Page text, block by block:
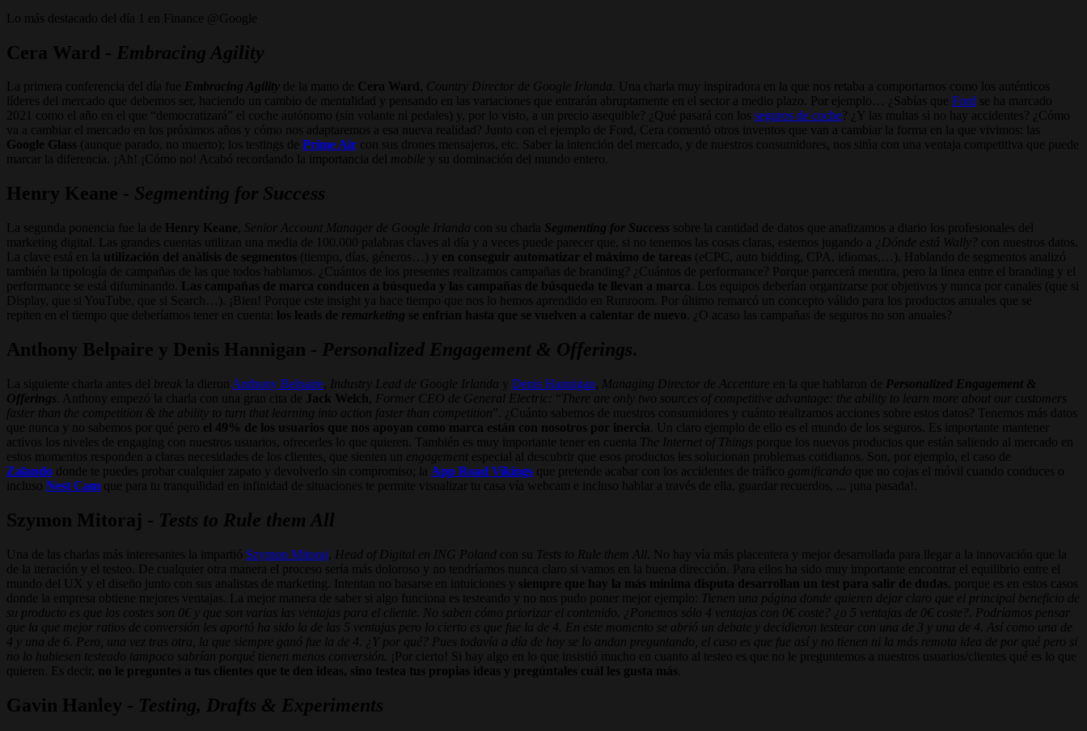
Lo más destacado del día 1 en Finance @Google
Cera Ward - Embracing Agility
La primera conferencia del día fue Embracing Agility de la mano de Cera Ward, Country Director de Google Irlanda . Una charla muy inspiradora en la que nos retaba a comportarnos como los auténticos
líderes del mercado que debemos ser, haciendo un cambio de mentalidad y pensando en las variaciones que entrarán abruptamente en el sector a medio plazo. Por ejemplo… ¿Sabías que Ford se ha marcado
2021 como el año en el que “democratizará” el coche autónomo (sin volante ni pedales) y, por lo visto, a un precio asequible? ¿Qué pasará con los seguros de coche ? ¿Y las multas si no hay accidentes? ¿Cómo
va a cambiar el mercado en los próximos años y cómo nos adaptaremos a esa nueva realidad? Junto con el ejemplo de Ford, Cera comentó otros inventos que van a cambiar la forma en la que vivimos: las
Google Glass (aunque parado, no muerto); los testings de Prime Air con sus drones mensajeros, etc. Saber la intención del mercado, y de nuestros consumidores, nos sitúa con una ventaja competitiva que puede
marcar la diferencia. ¡Ah! ¡Cómo no! Acabó recordando la importancia del mobile y su dominación del mundo entero.
Henry Keane - Segmenting for Success
La segunda ponencia fue la de Henry Keane Senior Account Manager de Google Irlanda con su charla Segmenting for Success sobre la cantidad de datos que analizamos a diario los profesionales del
marketing digital. Las grandes cuentas utilizan una media de 100.000 palabras claves al día y a veces puede parecer que, si no tenemos las cosas claras, estemos jugando a
¿Dónde está Wally?
con nuestros datos.
La clave está en la utilización del análisis de segmentos (tiempo, días, géneros…) y en conseguir automatizar el máximo de tareas (eCPC, auto bidding, CPA, idiomas,…). Hablando de segmentos analizó
también la tipología de campañas de las que todos hablamos. ¿Cuántos de los presentes realizamos campañas de branding? ¿Cuántos de performance? Porque parecerá mentira, pero la línea entre el branding y el
performance se está difuminando.
Las campañas de marca conducen a búsqueda y las campañas de búsqueda te llevan a marca . Los equipos deberían organizarse por objetivos y nunca por canales (que si
Display, que si YouTube, que si Search…). ¡Bien! Porque este insight ya hace tiempo que nos lo hemos aprendido en Runroom. Por último remarcó un concepto válido para los productos anuales que se
repiten en el tiempo que deberíamos tener en cuenta: los leads de remarketing se enfrían hasta que se vuelven a calentar de nuevo . ¿O acaso las campañas de seguros no son anuales?
Anthony Belpaire y Denis Hannigan - Personalized Engagement & Offerings.
La siguiente charla antes del break la dieron Anthony Belpaire Industry Lead de Google Irlanda y Denis Hannigan Managing Director de Accenture en la que hablaron de Personalized Engagement &
Offerings . Anthony empezó la charla con una gran cita de Jack Welch Former CEO de General Electric: “ There are only two sources of competitive advantage: the ability to learn more about our customers
faster than the competition & the ability to turn that learning into action faster than competition”. ¿Cuánto sabemos de nuestros consumidores y cuánto realizamos acciones sobre estos datos? Tenemos más datos
que nunca y no sabemos por qué pero el 49% de los usuarios que nos apoyan como marca están con nosotros por inercia . Un claro ejemplo de ello es el mundo de los seguros. Es importante mantener
activos los niveles de engaging con nuestros usuarios, ofrecerles lo que quieren. También es muy importante tener en cuenta The Internet of Things porque los nuevos productos que están saliendo al mercado en
estos momentos responden a claras necesidades de los clientes, que sienten un engagement especial al descubrir que esos productos les solucionan problemas cotidianos. Son, por ejemplo, el caso de
Zalando donde te puedes probar cualquier zapato y devolverlo sin compromiso; la App Road Vikings que pretende acabar con los accidentes de tráfico gamificando que no cojas el móvil cuando conduces o
incluso Nest Cam que para tu tranquilidad en infinidad de situaciones te permite visualizar tu casa vía webcam e incluso hablar a través de ella, guardar recuerdos, ... ¡una pasada!.
Szymon Mitoraj - Tests to Rule them All
Una de las charlas más interesantes la impartió Szymon Mitoraj Head of Digital en ING Poland con su Tests to Rule them All . No hay vía más placentera y mejor desarrollada para llegar a la innovación que la
de la iteración y el testeo. De cualquier otra manera el proceso sería más doloroso y no tendríamos nunca claro si vamos en la buena dirección. Para ellos ha sido muy importante encontrar el equilibrio entre el
mundo del UX y el diseño junto con sus analistas de marketing. Intentan no basarse en intuiciones y siempre que hay la más mínima disputa desarrollan un test para salir de dudas , porque es en estos casos
donde la empresa obtiene mejores ventajas. La mejor manera de saber si algo funciona es testeando y no nos pudo poner mejor ejemplo:
Tienen una página donde quieren dejar claro que el principal beneficio de
su producto es que los costes son 0€ y que son varias las ventajas para el cliente. No saben cómo priorizar el contenido. ¿Ponemos sólo 4 ventajas con 0€ coste? ¿o 5 ventajas de 0€ coste?. Podríamos pensar
que la que mejor ratios de conversión les aportó ha sido la de las 5 ventajas pero lo cierto es que fue la de 4. En este momento se abrió un debate y decidieron testear con una de 3 y una de 4. Así como una de
4 y una de 6. Pero, una vez tras otra, la que siempre ganó fue la de 4. ¿Y por qué? Pues todavía a día de hoy se lo andan preguntando, el caso es que fue así y no tienen ni la más remota idea de por qué pero si
no lo hubiesen testeado tampoco sabrían porqué tienen menos conversión. ¡Por cierto! Si hay algo en lo que insistió mucho en cuanto al testeo es que no le preguntemos a nuestros usuarios/clientes qué es lo que
quieren. Es decir, no le preguntes a tus clientes que te den ideas, sino testea tus propias ideas y pregúntales cuál les gusta más
Gavin Hanley - Testing, Drafts & Experiments